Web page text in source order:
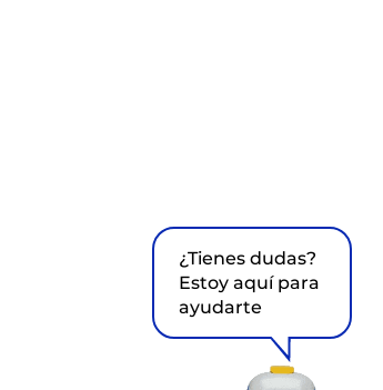
¿Tienes dudas?
Estoy aquí para
ayudarte